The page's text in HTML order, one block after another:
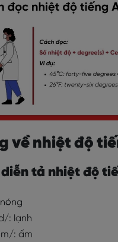
về nhiệt độ
tả nhiệt độ
: lạnh
: ấm